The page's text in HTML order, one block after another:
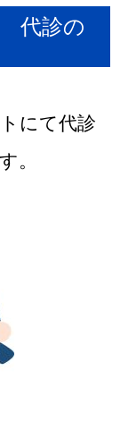
代診の
にて代診
。